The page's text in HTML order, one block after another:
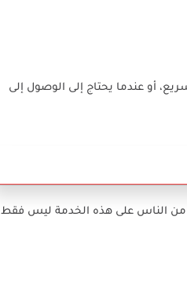
أو عندما يحتاج إلى الوصول إلى
من الناس على هذه الخدمة ليس فقط